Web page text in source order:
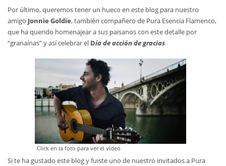
Por último, queremos tener un hueco en este blog para nuestro
amigo Jonnie Goldie, también compañero de Pura Esencia Flamenco,
que ha querido homenajear a sus paisanos con este detalle por
“granaínas” y así celebrar el Día de acción de gracias
Click en la foto para ver el vídeo
Si te ha gustado este blog y fuiste uno de nuestro invitados a Pura